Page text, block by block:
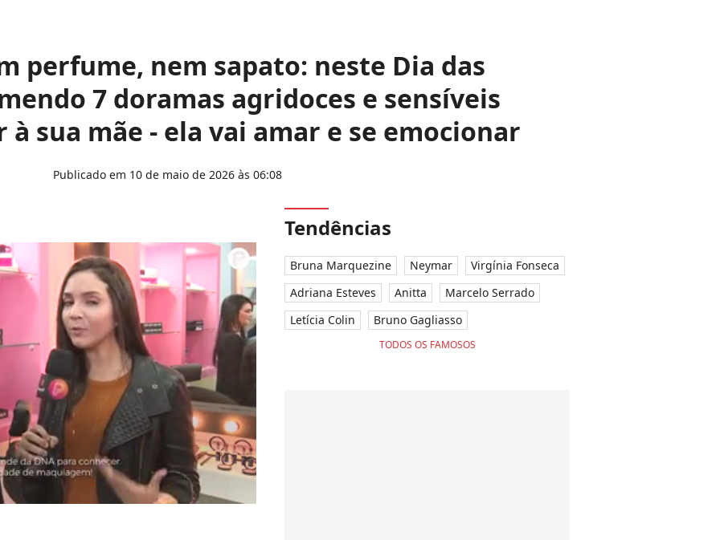
perfume, nem sapato: neste Dia das
7 doramas agridoces e sensíveis
sua mãe - ela vai amar e se emocionar
Publicado em 10 de maio de 2026 às 06:08
Tendências
Bruna Marquezine Neymar
Virgínia Fonseca
Adriana Esteves
Anitta
Marcelo Serrado
Letícia Colin
Bruno Gagliasso
TODOS OS FAMOSOS